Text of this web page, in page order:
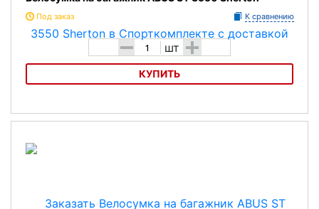
Под заказ К сравнению
- шт +
КУПИТЬ
Велосумка на багажник ABUS ST 3550 Sherton